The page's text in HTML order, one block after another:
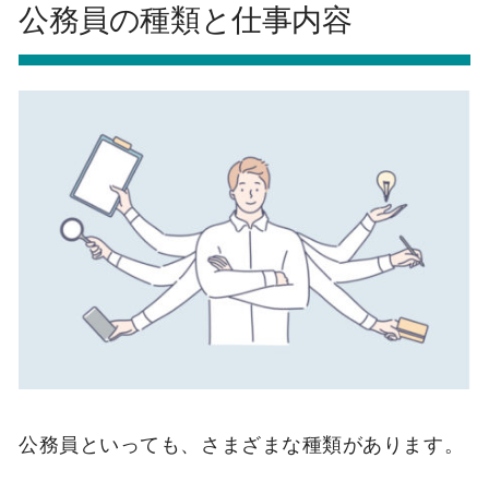
公務員の種類と仕事内容
公務員といっても、さまざまな種類があります。